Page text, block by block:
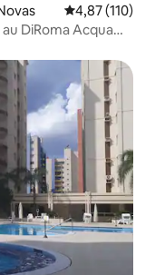
Évaluation
4,87 (110)
DiRoma Acqua